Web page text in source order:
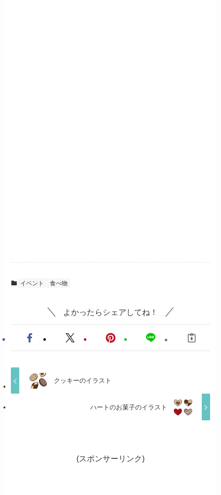
イベント 食べ物
よかったらシェアしてね！
クッキーのイラスト
ハートのお菓子のイラスト
(スポンサーリンク)